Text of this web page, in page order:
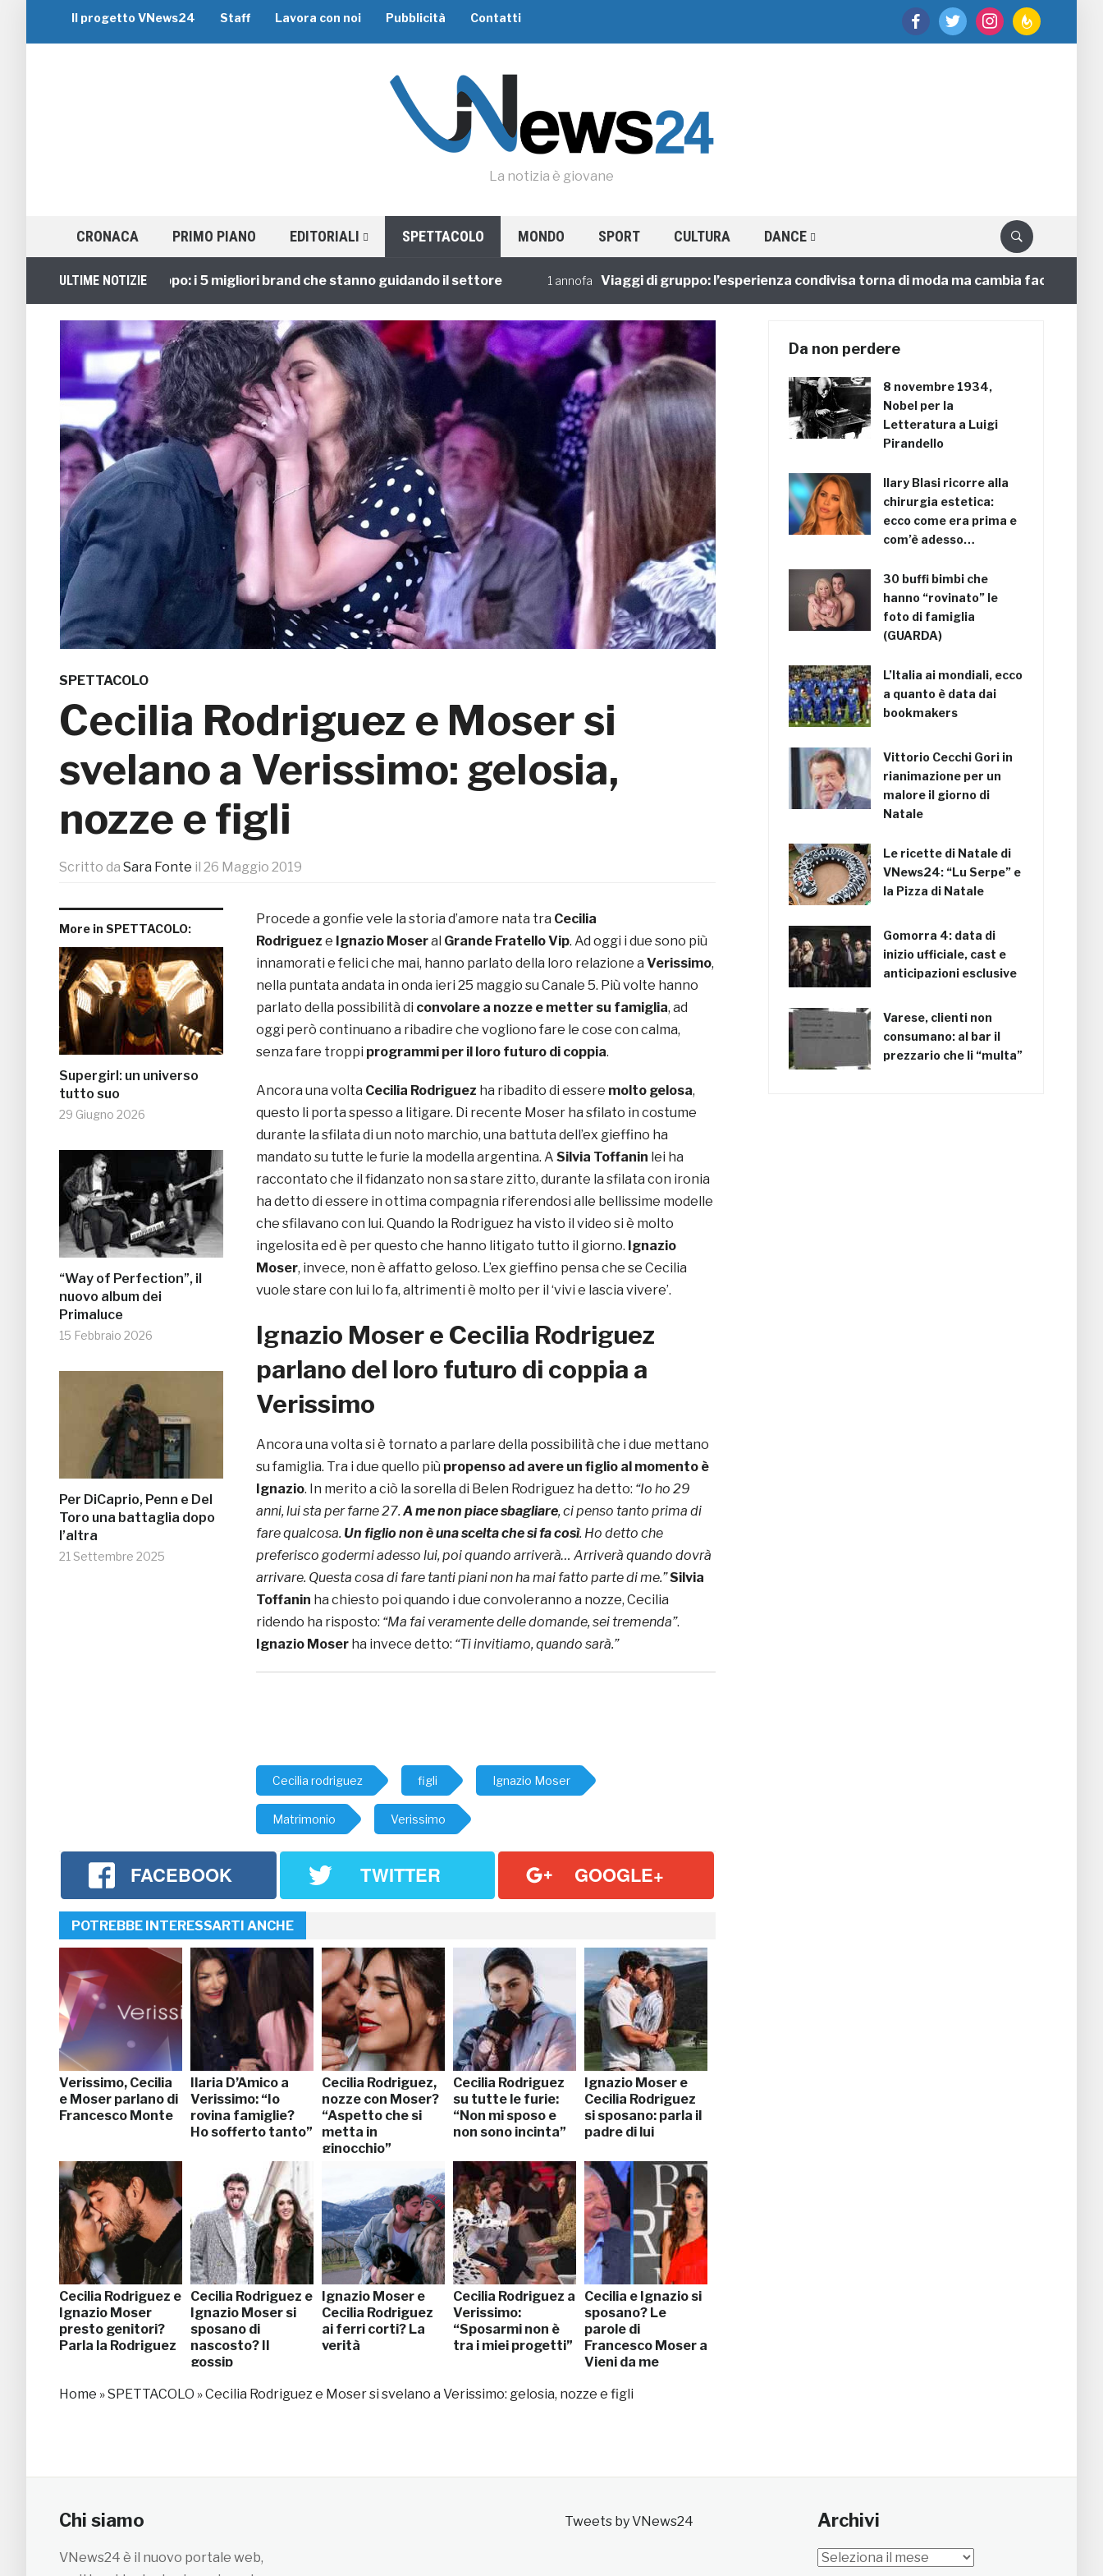
facebooktwitter instagramfeedburner
Il progetto VNews24 Staff Lavora con noi Pubblicità Contatti
La notizia è giovane
CRONACA PRIMO PIANO EDITORIALI SPETTACOLO MONDO SPORT CULTURA DANCE
ULTIME NOTIZIE
Viaggi di Gruppo: i 5 migliori brand che stanno guidando il settore 1 annofa Viaggi di gruppo: l’esperienza condivisa torna di moda ma cambia faccia
SPETTACOLO
Cecilia Rodriguez e Moser si
svelano a Verissimo: gelosia,
nozze e figli
Scritto da Sara Fonte il 26 Maggio 2019
More in SPETTACOLO:
Supergirl: un universo
tutto suo
29 Giugno 2026
“Way of Perfection”, il
nuovo album dei
Primaluce
15 Febbraio 2026
Per DiCaprio, Penn e Del
Toro una battaglia dopo
l’altra
21 Settembre 2025
Procede a gonfie vele la storia d’amore nata tra Cecilia
Rodriguez e Ignazio Moseral Grande Fratello Vip. Ad oggi i due sono più
innamorati e felici che mai, hanno parlato della loro relazione a Verissimo,
nella puntata andata in onda ieri 25 maggio su Canale 5. Più volte hanno
parlato della possibilità di convolare a nozze e metter su famiglia, ad
oggi però continuano a ribadire che vogliono fare le cose con calma,
senza fare troppi programmi per il loro futuro di coppia.
Ancora una volta Cecilia Rodriguez ha ribadito di essere molto gelosa,
questo li porta spesso a litigare. Di recente Moser ha sfilato in costume
durante la sfilata di un noto marchio, una battuta dell’ex gieffino ha
mandato su tutte le furie la modella argentina. A Silvia Toffanin lei ha
raccontato che il fidanzato non sa stare zitto, durante la sfilata con ironia
ha detto di essere in ottima compagnia riferendosi alle bellissime modelle
che sfilavano con lui. Quando la Rodriguez ha visto il video si è molto
ingelosita ed è per questo che hanno litigato tutto il giorno. Ignazio
Moser, invece, non è affatto geloso. L’ex gieffino pensa che se Cecilia
vuole stare con lui lo fa, altrimenti è molto per il ‘vivi e lascia vivere’.
Ignazio Moser e Cecilia Rodriguez
parlano del loro futuro di coppia a
Verissimo
Ancora una volta si è tornato a parlare della possibilità che i due mettano
su famiglia. Tra i due quello più propenso ad avere un figlio al momento è
Ignazio. In merito a ciò la sorella di Belen Rodriguez ha detto: “Io ho 29
anni, lui sta per farne 27. A me non piace sbagliare, ci penso tanto prima di
fare qualcosa. Un figlio non è una scelta che si fa così. Ho detto che
preferisco godermi adesso lui, poi quando arriverà… Arriverà quando dovrà
arrivare. Questa cosa di fare tanti piani non ha mai fatto parte di me.”Silvia
Toffanin ha chiesto poi quando i due convoleranno a nozze, Cecilia
ridendo ha risposto: “Ma fai veramente delle domande, sei tremenda”.
Ignazio Moser ha invece detto: “Ti invitiamo, quando sarà.”
Cecilia rodriguez figli Ignazio Moser
Matrimonio Verissimo
FACEBOOK TWITTER GOOGLE+
POTREBBE INTERESSARTI ANCHE
Verissimo, Cecilia
e Moser parlano di
Francesco Monte
Ilaria D’Amico a
Verissimo: “Io
rovina famiglie?
Ho sofferto tanto”
Cecilia Rodriguez,
nozze con Moser?
“Aspetto che si
metta in
ginocchio”
Cecilia Rodriguez
su tutte le furie:
“Non mi sposo e
non sono incinta”
Ignazio Moser e
Cecilia Rodriguez
si sposano: parla il
padre di lui
Cecilia Rodriguez e
Ignazio Moser
presto genitori?
Parla la Rodriguez
Cecilia Rodriguez e
Ignazio Moser si
sposano di
nascosto? Il
gossip
Ignazio Moser e
Cecilia Rodriguez
ai ferri corti? La
verità
Cecilia Rodriguez a
Verissimo:
“Sposarmi non è
tra i miei progetti”
Cecilia e Ignazio si
sposano? Le
parole di
Francesco Moser a
Vieni da me
Home »SPETTACOLO »Cecilia Rodriguez e Moser si svelano a Verissimo: gelosia, nozze e figli
Da non perdere
8 novembre 1934,
Nobel per la
Letteratura a Luigi
Pirandello
Ilary Blasi ricorre alla
chirurgia estetica:
ecco come era prima e
com’è adesso…
30 buffi bimbi che
hanno “rovinato” le
foto di famiglia
(GUARDA)
L’Italia ai mondiali, ecco
a quanto è data dai
bookmakers
Vittorio Cecchi Gori in
rianimazione per un
malore il giorno di
Natale
Le ricette di Natale di
VNews24: “Lu Serpe” e
la Pizza di Natale
Gomorra 4: data di
inizio ufficiale, cast e
anticipazioni esclusive
Varese, clienti non
consumano: al bar il
prezzario che li “multa”
Chi siamo
VNews24 è il nuovo portale web,
Tweets by VNews24 Archivi
Archivi